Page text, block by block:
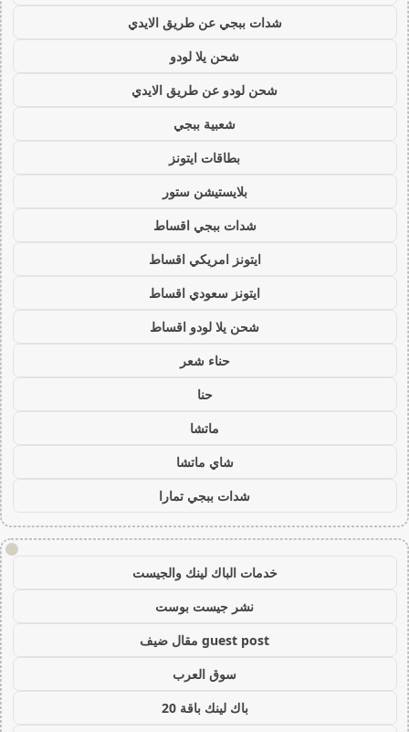
شدات ببجي عن طريق الايدي
شحن يلا لودو
شحن لودو عن طريق الايدي
شعبية ببجي
بطاقات ايتونز
بلايستيشن ستور
شدات ببجي اقساط
ايتونز امريكي اقساط
ايتونز سعودي اقساط
شحن يلا لودو اقساط
حناء شعر
حنا
ماتشا
شاي ماتشا
شدات ببجي تمارا
!
خدمات الباك لينك والجيست
نشر جيست بوست
guest post مقال ضيف
سوق العرب
باك لينك باقة 20